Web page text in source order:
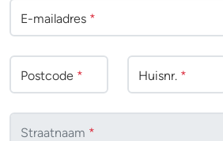
E-mailadres *
Postcode * Huisnr. *
Straatnaam *